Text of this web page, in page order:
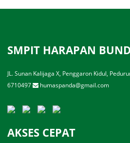
SMPIT HARAPAN
JL. Sunan Kalijaga X, Penggaron Kidul,
6710497
humaspanda@gmail.com
AKSES CEPAT